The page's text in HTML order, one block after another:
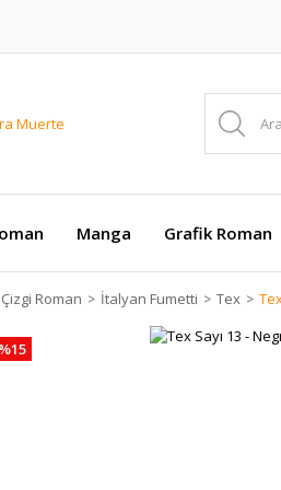
Manga Grafik Roman
Roman İtalyan Fumetti Tex
%15